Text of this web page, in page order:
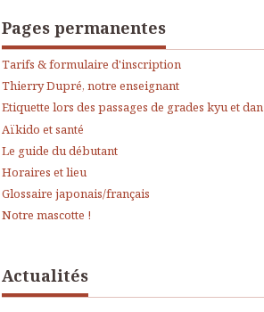
Pages permanentes
Tarifs & formulaire d'inscription
Thierry Dupré, notre enseignant
Etiquette lors des passages de grades kyu et dan
Aïkido et santé
Le guide du débutant
Horaires et lieu
Glossaire japonais/français
Notre mascotte !
Actualités